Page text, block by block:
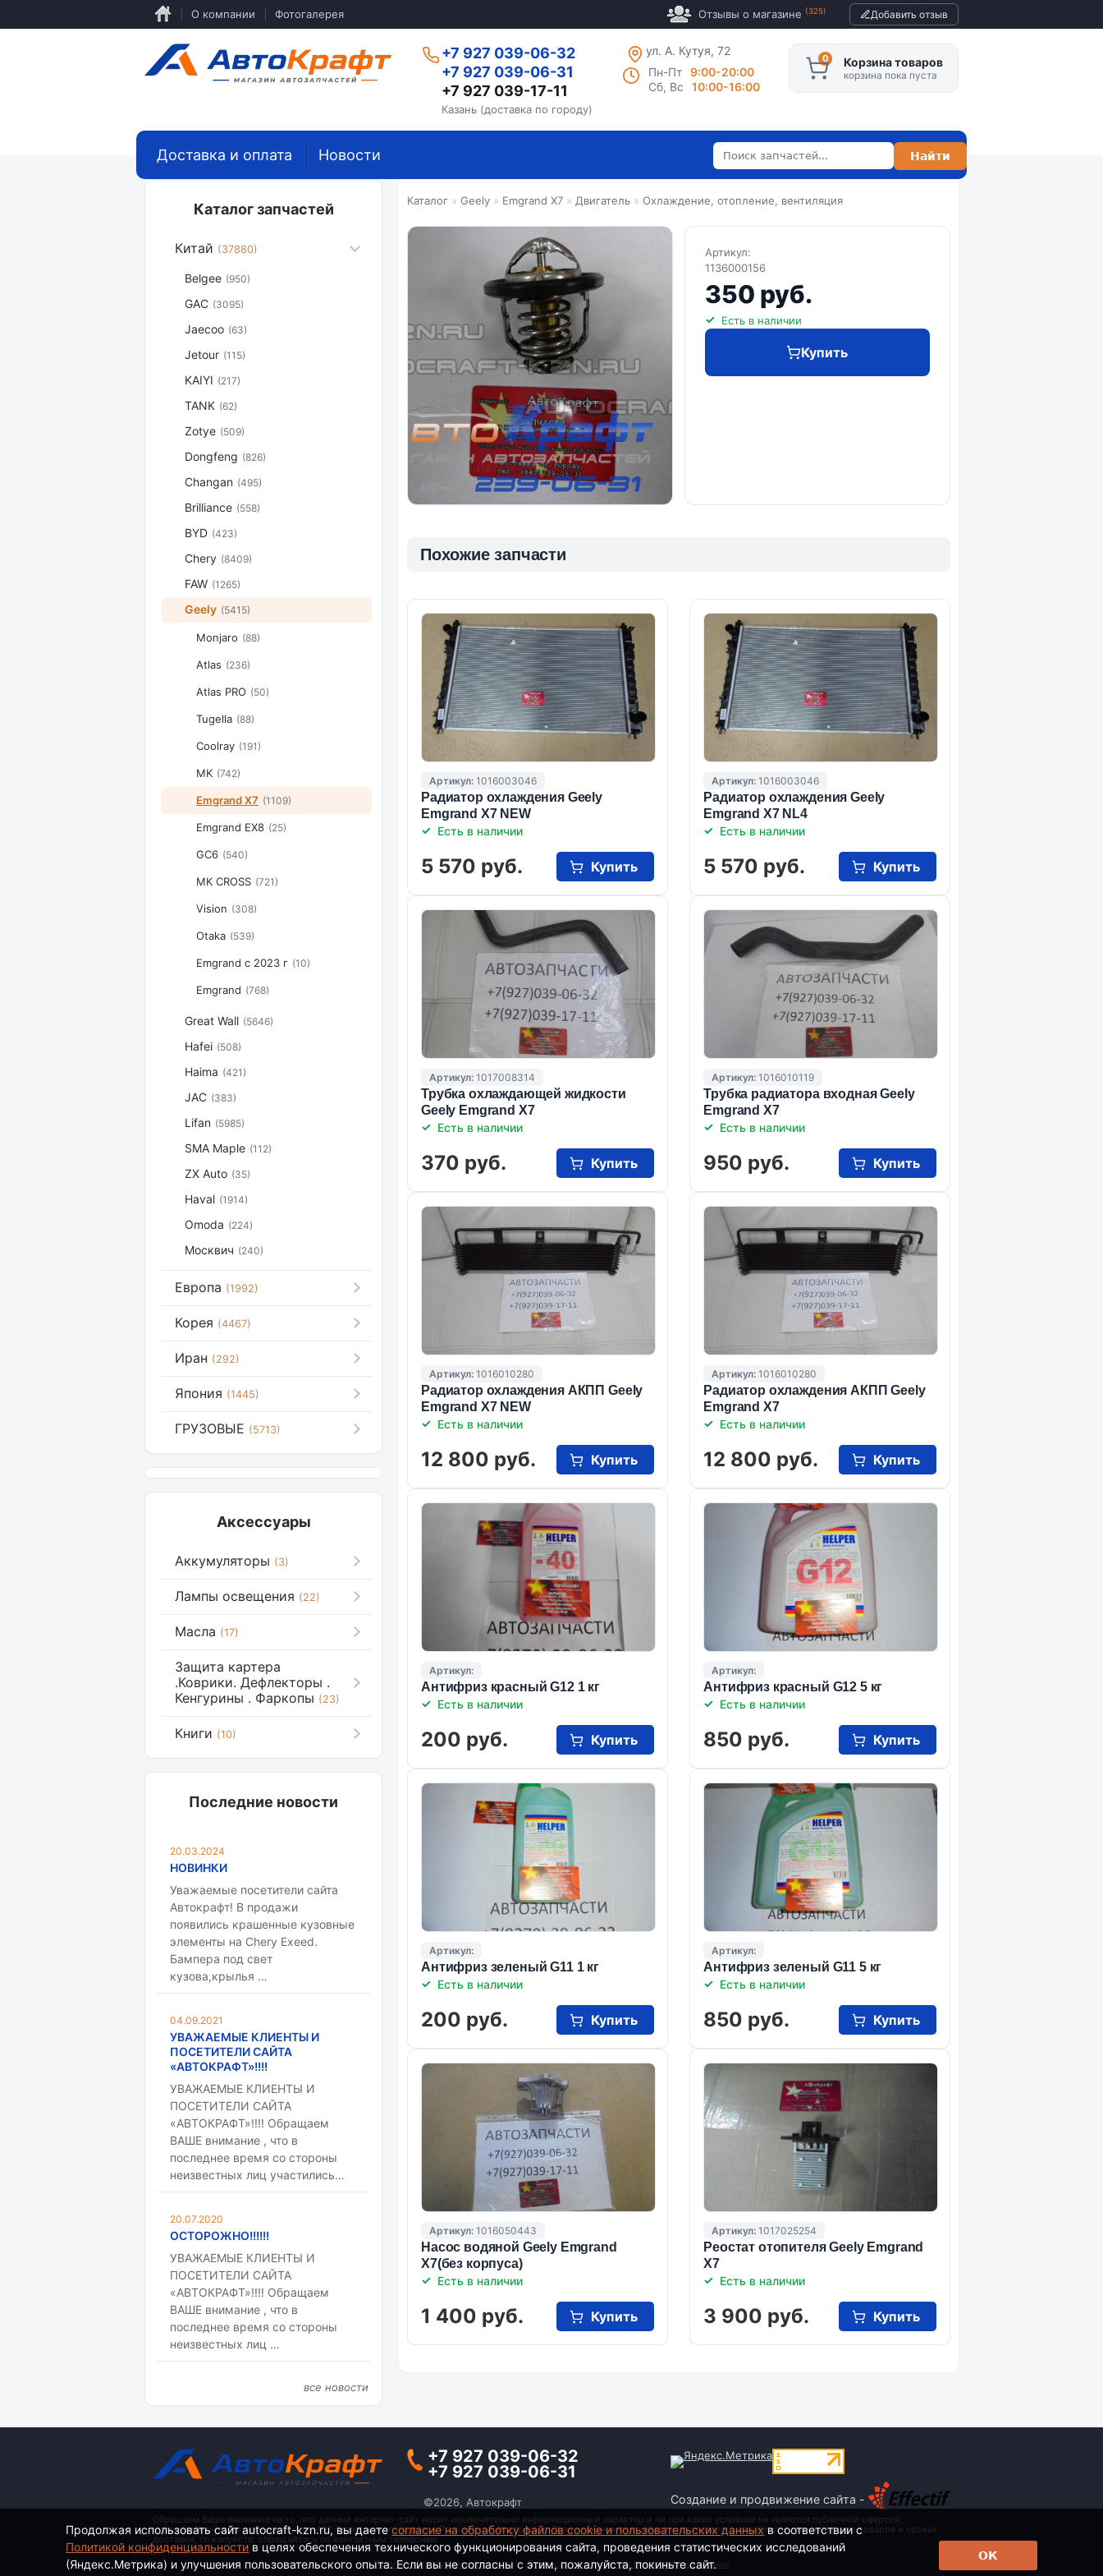
основному
О компании Фотогалерея Отзывы о магазине (325) Добавить отзыв
+7 927 039-06-32
+7 927 039-06-31
+7 927 039-17-11
Казань (доставка по городу)
ул. А. Кутуя, 72
Пн-Пт
9:00-20:00
Сб, Вс
10:00-16:00
Корзина товаров
корзина пока пуста
Каталог » Geely » Emgrand X7 » Двигатель » Охлаждение, отопление, вентиляция
Артикул:
1136000156
350 руб.
Есть в наличии
Купить
Похожие запчасти
Артикул: 1016003046
Радиатор охлаждения Geely
Emgrand X7 NEW
Есть в наличии
5 570 руб. Купить
Артикул:1016003046
Радиатор охлаждения Geely
Emgrand X7 NL4
Есть в наличии
5 570 руб. Купить
Артикул: 1017008314
Трубка охлаждающей жидкости
Geely Emgrand X7
Есть в наличии
370 руб. Купить
Артикул:1016010119
Трубка радиатора входная Geely
Emgrand X7
Есть в наличии
950 руб. Купить
Артикул: 1016010280
Радиатор охлаждения АКПП Geely
Emgrand X7 NEW
Есть в наличии
12 800 руб. Купить
Артикул:1016010280
Радиатор охлаждения АКПП Geely
Emgrand X7
Есть в наличии
12 800 руб. Купить
Артикул:
Антифриз красный G12 1 кг
Есть в наличии
200 руб. Купить
Артикул:
Антифриз красный G12 5 кг
Есть в наличии
850 руб. Купить
Артикул:
Антифриз зеленый G11 1 кг
Есть в наличии
200 руб. Купить
Артикул:
Антифриз зеленый G11 5 кг
Есть в наличии
850 руб. Купить
Артикул: 1016050443
Насос водяной Geely Emgrand
X7(без корпуса)
Есть в наличии
1 400 руб. Купить
Артикул:1017025254
Реостат отопителя Geely Emgrand
X7
Есть в наличии
3 900 руб. Купить
Доставка и оплата Новости
Каталог запчастей
Китай (37880)
Belgee (950)
GAC (3095)
Jaecoo (63)
Jetour (115)
KAIYI (217)
TANK (62)
Zotye (509)
Dongfeng (826)
Changan (495)
Brilliance (558)
BYD (423)
Chery (8409)
FAW (1265)
Geely (5415)
Monjaro (88)
Atlas (236)
Atlas PRO (50)
Tugella (88)
Coolray (191)
MK (742)
Emgrand X7 (1109)
Emgrand EX8 (25)
GC6 (540)
MK CROSS (721)
Vision (308)
Otaka (539)
Emgrand с 2023 г (10)
Emgrand (768)
Great Wall (5646)
Hafei (508)
Haima (421)
JAC (383)
Lifan (5985)
SMA Maple (112)
ZX Auto (35)
Haval (1914)
Omoda (224)
Москвич (240)
Европа (1992)
Корея (4467)
Иран (292)
Япония (1445)
ГРУЗОВЫЕ (5713)
Аксессуары
Аккумуляторы (3)
Лампы освещения (22)
Масла (17)
Защита картера
.Коврики. Дефлекторы .
Кенгурины . Фаркопы (23)
Книги (10)
Последние новости
20.03.2024
НОВИНКИ
Уважаемые посетители сайта
Автокрафт! В продажи
появились крашенные кузовные
элементы на Chery Exeed.
Бампера под свет
кузова,крылья …
04.09.2021
УВАЖАЕМЫЕ КЛИЕНТЫ И
ПОСЕТИТЕЛИ САЙТА
«АВТОКРАФТ»!!!!
УВАЖАЕМЫЕ КЛИЕНТЫ И
ПОСЕТИТЕЛИ САЙТА
«АВТОКРАФТ»!!!! Обращаем
ВАШЕ внимание , что в
последнее время со стороны
неизвестных лиц участились…
20.07.2020
ОСТОРОЖНО!!!!!!
УВАЖАЕМЫЕ КЛИЕНТЫ И
ПОСЕТИТЕЛИ САЙТА
«АВТОКРАФТ»!!!! Обращаем
ВАШЕ внимание , что в
последнее время со стороны
неизвестных лиц …
все новости
+7 927 039-06-32
+7 927 039-06-31
©2026, Автокрафт Создание и продвижение сайта -
Обращаем Ваше внимание на то, что данный интернет-сайт носит исключительно информационный характер и ни при каких условиях не является публичной офертой,
определяемой положениями ч. 2 ст. 437 Гражданского кодекса Российской Федерации. Для получения подробной информации о стоимости, наименовании товаров и сроках
доставки, пожалуйста, обращайтесь по контактным телефонам.
Политика конфиденциальности | Согласие на обработку персональных данных
Продолжая использовать сайт autocraft-kzn.ru, вы даетесогласие на обработку файлов cookie и пользовательских данныхв соответствии с
Политикой конфиденциальности в целях обеспечения технического функционирования сайта, проведения статистических исследований
(Яндекс.Метрика) и улучшения пользовательского опыта. Если вы не согласны с этим, пожалуйста, покиньте сайт.
ОК